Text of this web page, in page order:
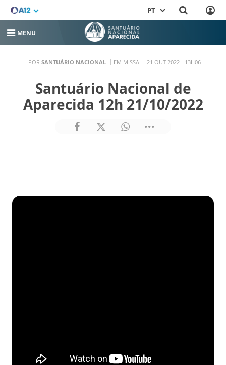
PT
MENU
POR SANTUÁRIO NACIONAL EM MISSA 21 OUT 2022 - 13H06
Santuário Nacional de
Aparecida 12h 21/10/2022